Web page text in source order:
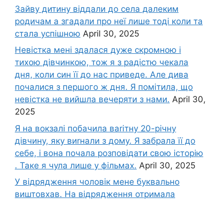
Зайву дитину віддали до села далеким
родичам а згадали про неї лише тоді коли та
стала успішною April 30, 2025
Невістка мені здалася дуже скромною і
тихою дівчинкою, тож я з радістю чекала
дня, коли син її до нас приведе. Але дива
почалися з першого ж дня. Я помітила, що
невістка не вийшла вечеряти з нами. April 30,
2025
Я на вокзалі побачила ваrітну 20-річну
дівчину, яку виrнали з дому. Я забрала її до
себе, і вона почала розповідати свою історію
. Таке я чула лише у фільмах. April 30, 2025
У відрядження чоловік мене буквально
виштовхав. На відрядження отримала